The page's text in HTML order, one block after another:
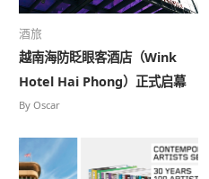
酒旅
越南海防眨眼客酒店（Wink
Hotel Hai Phong）正式启幕
By Oscar